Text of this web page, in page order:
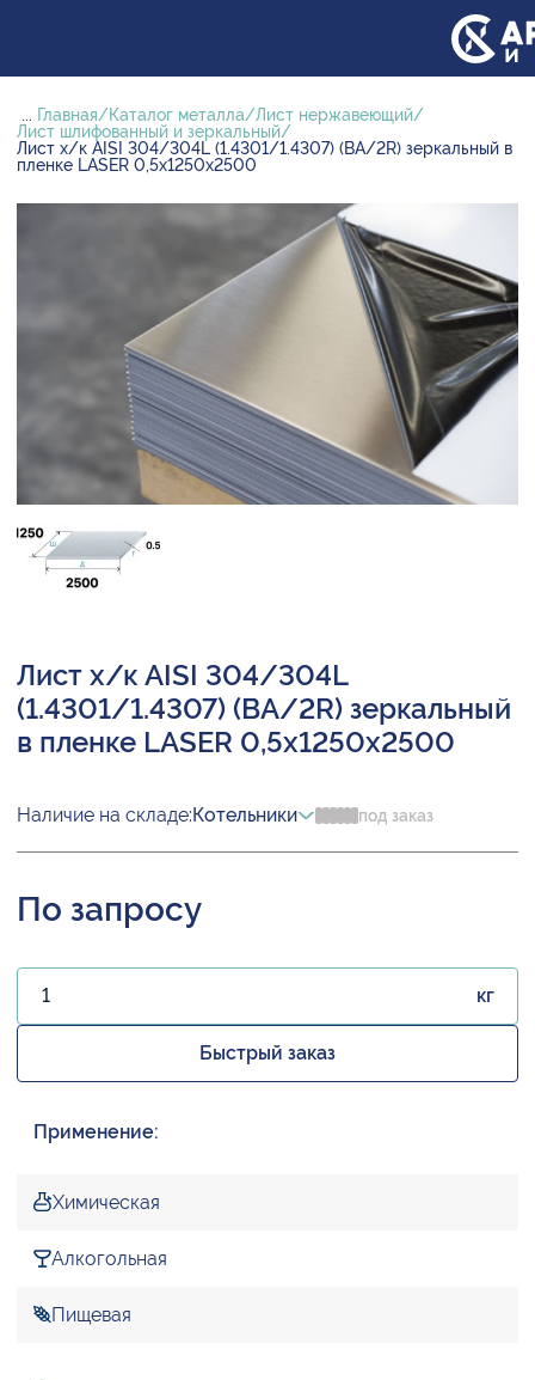
... Главная Каталог металла
Лист нержавеющий
Лист шлифованный и зеркальный
Лист х/к AISI 304/304L (1.4301/1.4307) (BA/2R) зеркальный в
пленке LASER 0,5х1250х2500
Лист х/к AISI 304/304L
(1.4301/1.4307) (BA/2R) зеркальный
в пленке LASER 0,5х1250х2500
Наличие на складе:Котельники под заказ
По запросу
кг
Быстрый заказ
Применение:
Химическая
Алкогольная
Пищевая